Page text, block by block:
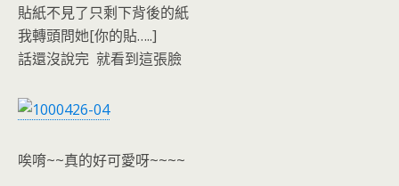
貼紙不見了只剩下背後的紙
我轉頭問她[你的貼…..]
話還沒說完 就看到這張臉
唉唷~~真的好可愛呀~~~~